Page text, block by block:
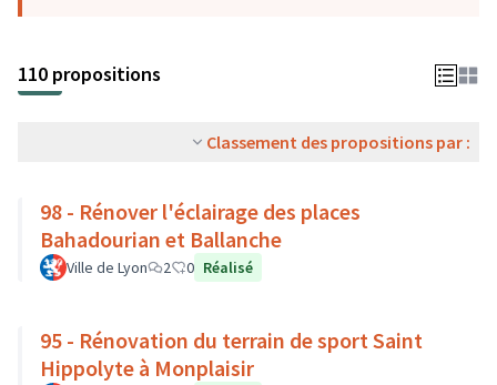
110 propositions
Classement des propositions par :
98 - Rénover l'éclairage des places
Bahadourian et Ballanche
Ville de Lyon 2 0 Réalisé
95 - Rénovation du terrain de sport Saint
Hippolyte à Monplaisir